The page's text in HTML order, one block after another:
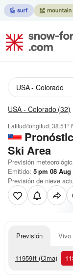
USA - Colorado (32)
Latitud/longitud:38.51°
Ski Area
Previsión
Emitido: 5 pm 08 Aug
Previsión de nieve
Previsión Vivo
11959ft (Cima)